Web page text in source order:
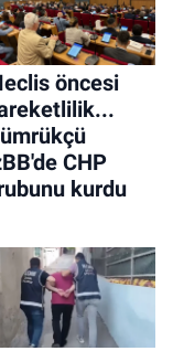
öncesi
CHP
kurdu